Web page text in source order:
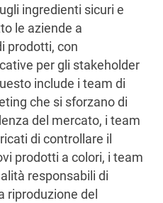
ingredienti sicuri e
le aziende a
prodotti, con
per gli stakeholder
include i team di
che si sforzano di
del mercato, i team
di controllare il
prodotti a colori, i team
responsabili di
riproduzione del